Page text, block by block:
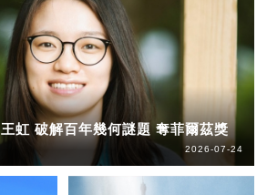
虹 破解百年幾何謎題 奪菲爾茲獎
2026-07-24